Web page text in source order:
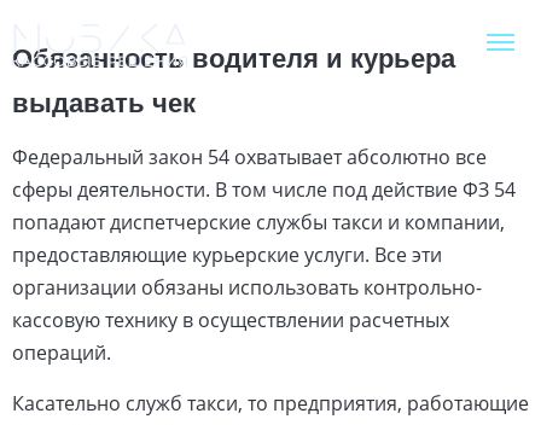
Обязанность водителя и курьера
выдавать чек
Федеральный закон 54 охватывает абсолютно все
сферы деятельности. В том числе под действие ФЗ 54
попадают диспетчерские службы такси и компании,
предоставляющие курьерские услуги. Все эти
организации обязаны использовать контрольно-
кассовую технику в осуществлении расчетных
операций.
Касательно служб такси, то предприятия, работающие